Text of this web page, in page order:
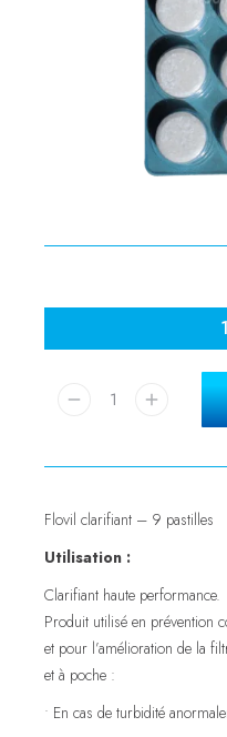
Flovil clarifiant – 9 pastilles
Utilisation :
Clarifiant haute performance.
Produit utilisé en prévention
et pour l’amélioration de la
et à poche :
• En cas de turbidité